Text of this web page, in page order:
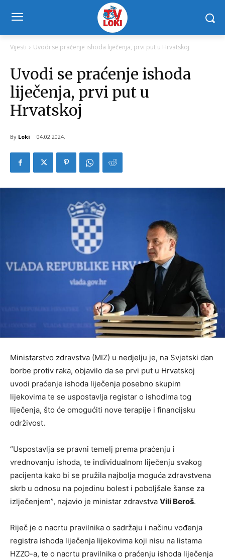
Vijesti Uvodi se praćenje ishoda liječenja, prvi put u Hrvatskoj
Uvodi se praćenje ishoda
liječenja, prvi put u
Hrvatskoj
By Loki 04.02.2024.
Ministarstvo zdravstva (MIZ) u nedjelju je, na Svjetski dan
borbe protiv raka, objavilo da se prvi put u Hrvatskoj
uvodi praćenje ishoda liječenja posebno skupim
lijekovima te se uspostavlja registar o ishodima tog
liječenja, što će omogućiti nove terapije i financijsku
održivost.
“Uspostavlja se pravni temelj prema praćenju i
vrednovanju ishoda, te individualnom liječenju svakog
pacijenta kako bi se pružila najbolja moguća zdravstvena
skrb u odnosu na pojedinu bolest i poboljšale šanse za
izlječenjem”, najavio je ministar zdravstva Vili Beroš.
Riječ je o nacrtu pravilnika o sadržaju i načinu vođenja
registra ishoda liječenja lijekovima koji nisu na listama
HZZO-a, te o nacrtu pravilnika o praćenju ishoda liječenja